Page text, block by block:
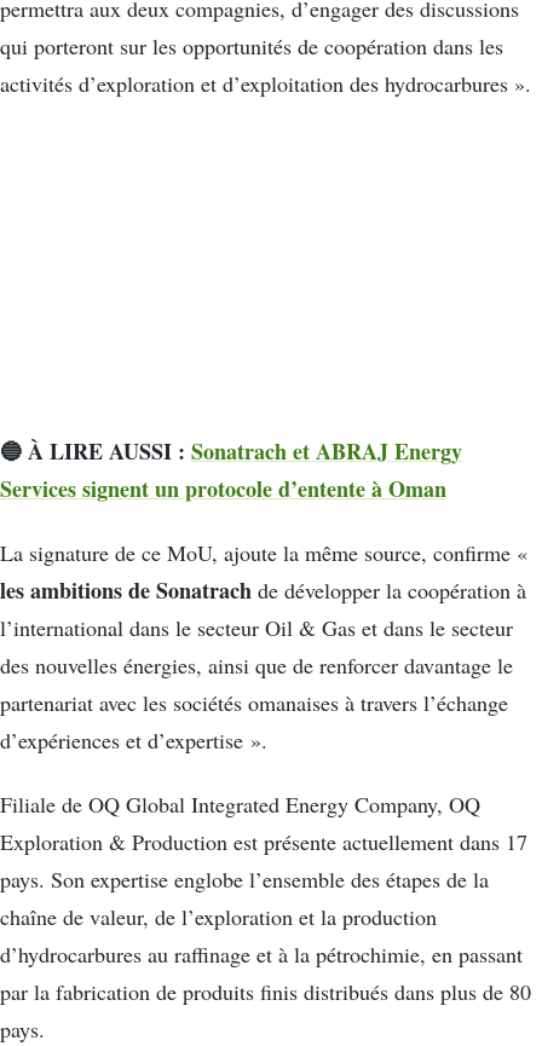
permettra aux deux compagnies, d’engager des discussions
qui porteront sur les opportunités de coopération dans les
activités d’exploration et d’exploitation des hydrocarbures ».
🔵 À LIRE AUSSI : Sonatrach et ABRAJ Energy
Services signent un protocole d’entente à Oman
La signature de ce MoU, ajoute la même source, confirme «
les ambitions de Sonatrach de développer la coopération à
l’international dans le secteur Oil & Gas et dans le secteur
des nouvelles énergies, ainsi que de renforcer davantage le
partenariat avec les sociétés omanaises à travers l’échange
d’expériences et d’expertise ».
Filiale de OQ Global Integrated Energy Company, OQ
Exploration & Production est présente actuellement dans 17
pays. Son expertise englobe l’ensemble des étapes de la
chaîne de valeur, de l’exploration et la production
d’hydrocarbures au raffinage et à la pétrochimie, en passant
par la fabrication de produits finis distribués dans plus de 80
pays.